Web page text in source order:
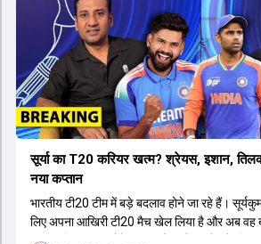
सूर्या का T20 करियर खत्म? श्रेयस, इशान,
नया कप्तान
भारतीय टी20 टीम में बड़े बदलाव होने जा रहे हैं।
लिए अपना आखिरी टी20 मैच खेल लिया है और अब वह
टीम का हिस्सा नहीं होंगे। आयरलैंड और इंग्लैंड के